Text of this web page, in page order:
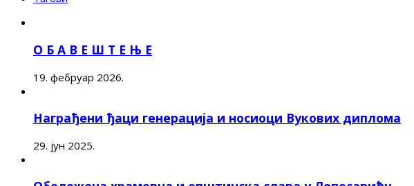
О Б А В Е Ш Т Е Њ Е
19. фебруар 2026.
Награђени ђаци генерација и носиоци Вукових диплома
29. јун 2025.